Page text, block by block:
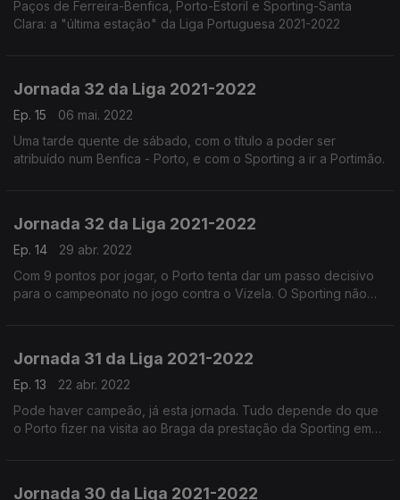
Paços de Ferreira-Benfica, Porto-Estoril e Sporting-Santa
Clara: a "última estação" da Liga Portuguesa 2021-2022
Jornada 32 da Liga 2021-2022
Ep. 15
06 mai. 2022
Uma tarde quente de sábado, com o título a poder ser
atribuído num Benfica - Porto, e com o Sporting a ir a Portimão.
Jornada 32 da Liga 2021-2022
Ep. 14
29 abr. 2022
Com 9 pontos por jogar, o Porto tenta dar um passo decisivo
para o campeonato no jogo contra o Vizela. O Sporting não
Jornada 31 da Liga 2021-2022
Ep. 13
22 abr. 2022
Pode haver campeão, já esta jornada. Tudo depende do que
o Porto fizer na visita ao Braga da prestação da Sporting em
Jornada 30 da Liga 2021-2022